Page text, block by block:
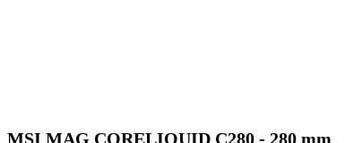
MSI MAG CORELIQUID C280 - 280 mm